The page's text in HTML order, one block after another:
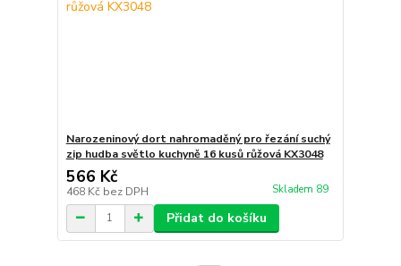
Narozeninový dort nahromaděný pro řezání suchý
zip hudba světlo kuchyně 16 kusů růžová KX3048
566 Kč
468 Kč bez DPH Skladem 89
Přidat do košíku